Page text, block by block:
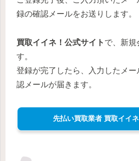
録の確認メールをお送りします。
買取イイネ！ 公式サイト で、新規
す。
登録が完了したら、入力したメー
認メールが届きます。
先払い買取業者 買取イイ